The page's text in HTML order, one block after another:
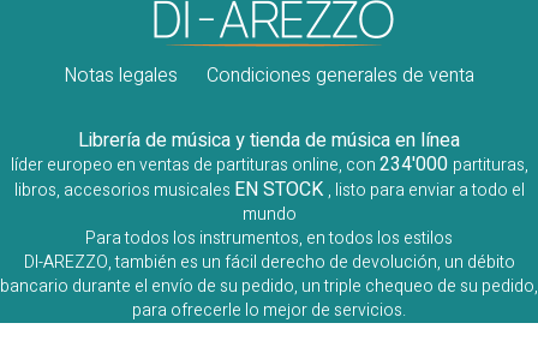
Notas legales Condiciones generales de venta
Librería de música y tienda de música en línea
líder europeo en ventas de partituras online, con234'000 partituras,
libros, accesorios musicales EN STOCK , listo para enviar a todo el
mundo
Para todos los instrumentos, en todos los estilos
DI-AREZZO, también es un fácil derecho de devolución, un débito
bancario durante el envío de su pedido, un triple chequeo de su pedido,
para ofrecerle lo mejor de servicios.